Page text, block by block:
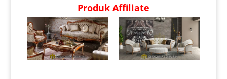
Produk Affiliate